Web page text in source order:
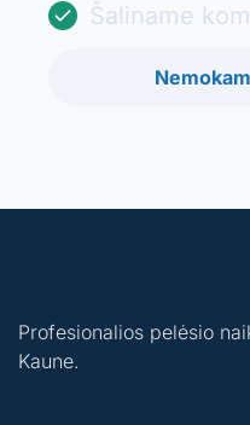
Šaliname
Profesionalios pelėsio
Kaune.